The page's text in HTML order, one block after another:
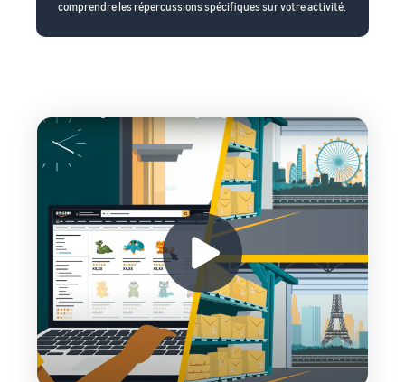
comprendre les répercussions spécifiques sur votre activité.